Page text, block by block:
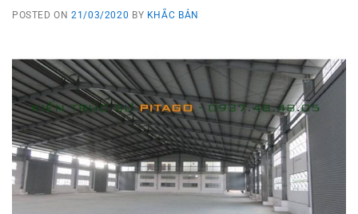
POSTED ON21/03/2020 BY KHẮC BẢN